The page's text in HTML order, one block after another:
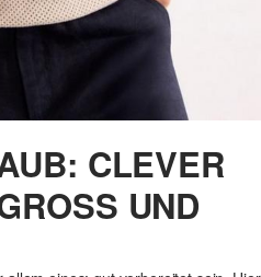
CLEVER
UND K